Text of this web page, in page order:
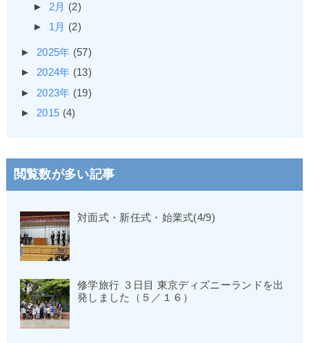
► 2月 (2)
► 1月 (2)
► 2025年 (57)
► 2024年 (13)
► 2023年 (19)
► 2015 (4)
閲覧数が多い記事
対面式・新任式・始業式(4/9)
修学旅行 ３日目 東京ディズニーランドを出
発しました（５／１６）